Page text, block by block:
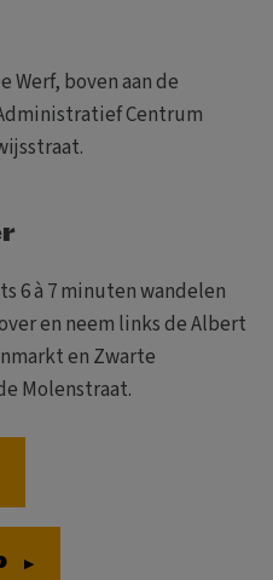
Werf, boven aan de
Centrum
6 à 7 minuten wandelen
en neem links de Albert
en Zwarte
Molenstraat.